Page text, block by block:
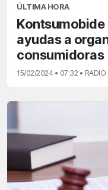
ÚLTIMA HORA
ayudas a
consumidoras
15/02/2024 • 07:32 • RADIO